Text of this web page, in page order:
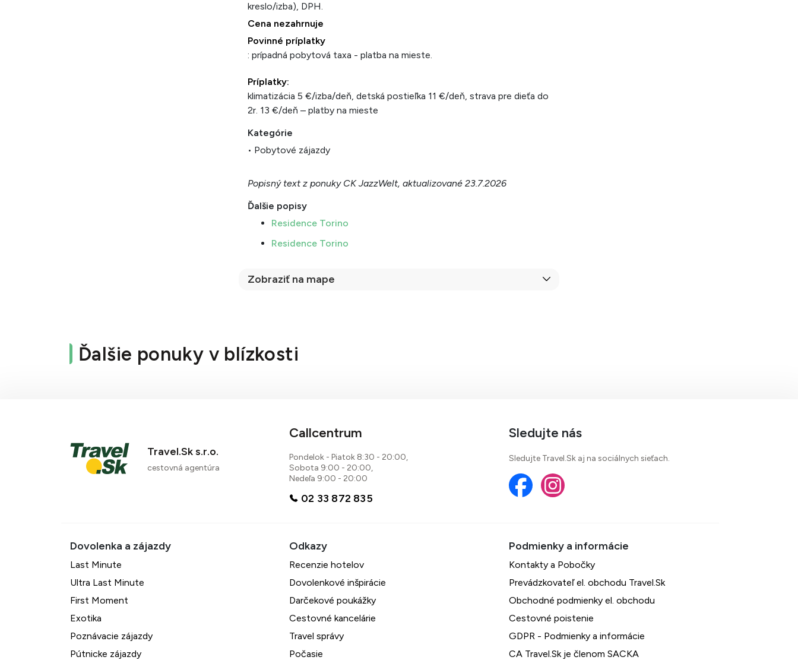
kreslo/izba), DPH.
Cena nezahrnuje
Povinné príplatky
: prípadná pobytová taxa - platba na mieste.
Príplatky:
klimatizácia 5 €/izba/deň, detská postieľka 11 €/deň, strava pre dieťa do
2r. 13 €/deň – platby na mieste
Kategórie
• Pobytové zájazdy
Popisný text z ponuky CK JazzWelt, aktualizované 23.7.2026
Ďalšie popisy
Residence Torino
Residence Torino
Zobraziť na mape
Ďalšie ponuky v blízkosti
Travel.Sk s.r.o.
cestovná agentúra
Callcentrum
Pondelok - Piatok 8:30 - 20:00,
Sobota 9:00 - 20:00,
Nedeľa 9:00 - 20:00
02 33 872 835
Sledujte nás
Sledujte Travel.Sk aj na sociálnych sieťach.
Last Minute
Ultra Last Minute
First Moment
Exotika
Poznávacie zájazdy
Pútnicke zájazdy
Recenzie hotelov
Dovolenkové inšpirácie
Darčekové poukážky
Cestovné kancelárie
Travel správy
Počasie
Kontakty a Pobočky
Prevádzkovateľ el. obchodu Travel.Sk
Obchodné podmienky el. obchodu
Cestovné poistenie
GDPR - Podmienky a informácie
CA Travel.Sk je členom SACKA